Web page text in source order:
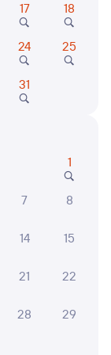
17 18
24 25
31
1
7 8
14 15
21 22
28 29